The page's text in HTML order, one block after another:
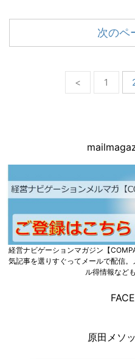
次のペ
< 1
経営ナビゲーションマガジン【
気記事を選りすぐってメールで配信
ル得情報など
原田メソ